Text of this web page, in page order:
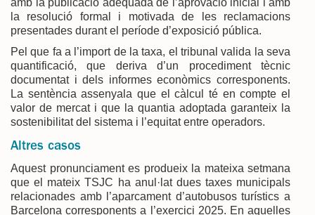
la resolució formal i motivada de les reclamacions
presentades durant el període d’exposició pública.
Pel que fa a l’import de la taxa, el tribunal valida la seva
quantificació, que deriva d’un procediment tècnic
documentat i dels informes econòmics corresponents.
La sentència assenyala que el càlcul té en compte el
valor de mercat i que la quantia adoptada garanteix la
sostenibilitat del sistema i l’equitat entre operadors.
Altres casos
Aquest pronunciament es produeix la mateixa setmana
que el mateix TSJC ha anul·lat dues taxes municipals
relacionades amb l’aparcament d’autobusos turístics a
Barcelona corresponents a l’exercici 2025. En aquelles